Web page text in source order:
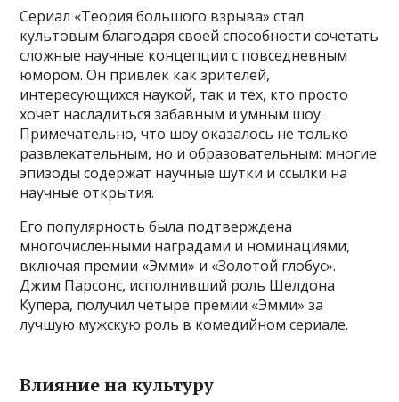
Сериал «Теория большого взрыва» стал
культовым благодаря своей способности сочетать
сложные научные концепции с повседневным
юмором. Он привлек как зрителей,
интересующихся наукой, так и тех, кто просто
хочет насладиться забавным и умным шоу.
Примечательно, что шоу оказалось не только
развлекательным, но и образовательным: многие
эпизоды содержат научные шутки и ссылки на
научные открытия.
Его популярность была подтверждена
многочисленными наградами и номинациями,
включая премии «Эмми» и «Золотой глобус».
Джим Парсонс, исполнивший роль Шелдона
Купера, получил четыре премии «Эмми» за
лучшую мужскую роль в комедийном сериале.
Влияние на культуру